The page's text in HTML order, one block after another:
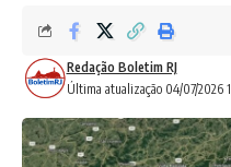
Última atualização 04/07/2026
Redação Boletim RJ